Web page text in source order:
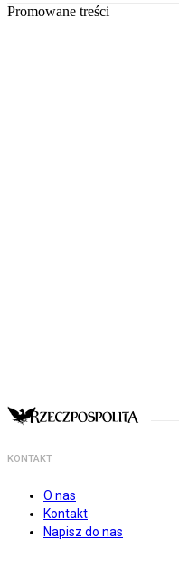
Promowane treści
KONTAKT
O nas
Kontakt
Napisz do nas